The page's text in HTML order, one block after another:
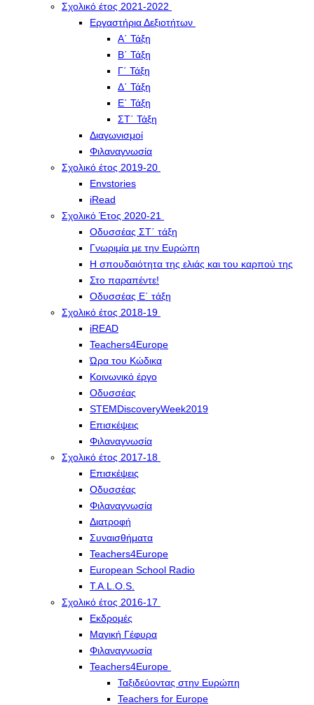
Σχολικό έτος 2021-2022
Εργαστήρια Δεξιοτήτων
Α΄ Τάξη
Β΄ Τάξη
Γ΄ Τάξη
Δ΄ Τάξη
Ε΄ Τάξη
ΣΤ΄ Τάξη
Διαγωνισμοί
Φιλαναγνωσία
Σχολικό έτος 2019-20
Envstories
iRead
Σχολικό Έτος 2020-21
Οδυσσέας ΣΤ΄ τάξη
Γνωριμία με την Ευρώπη
Η σπουδαιότητα της ελιάς και του καρπού της
Στο παραπέντε!
Οδυσσέας Ε΄ τάξη
Σχολικό έτος 2018-19
iREAD
Teachers4Europe
Ώρα του Κώδικα
Κοινωνικό έργο
Οδυσσέας
STEMDiscoveryWeek2019
Επισκέψεις
Φιλαναγνωσία
Σχολικό έτος 2017-18
Επισκέψεις
Οδυσσέας
Φιλαναγνωσία
Διατροφή
Συναισθήματα
Teachers4Europe
European School Radio
T.A.L.O.S.
Σχολικό έτος 2016-17
Εκδρομές
Μαγική Γέφυρα
Φιλαναγνωσία
Teachers4Europe
Ταξιδεύοντας στην Ευρώπη
Teachers for Europe